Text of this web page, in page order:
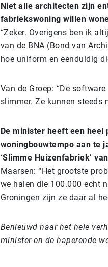
Niet alle architecten zijn
fabriekswoning willen
“Zeker. Overigens ben ik
van de BNA (Bond van
hoe uniform en eenduidig
Van de Groep: “De
slimmer. Ze kunnen steeds
De minister heeft een
woningbouwtempo aan te
‘Slimme Huizenfabriek’
Maarsen: “Het grootste
we halen die 100.000 echt
Groningen zijn ze daar al
Benieuwd naar het hele
minister en de haperende